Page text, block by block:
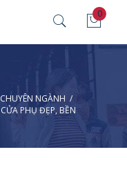
0
NGÀNH /
PHỤ ĐẸP, BỀN